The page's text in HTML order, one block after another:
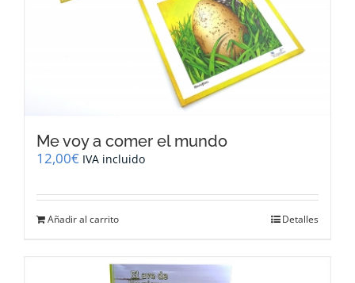
Me voy a comer el mundo
12,00€ IVA incluido
Añadir al carrito Detalles